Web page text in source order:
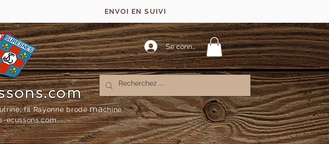
ENVOI EN SUIVI
Se connecter
fil Rayonne brodémachine
ecussons.com